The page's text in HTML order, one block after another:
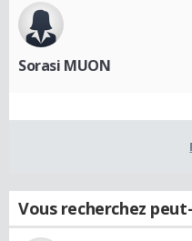
Sorasi MUON
Vous recherchez